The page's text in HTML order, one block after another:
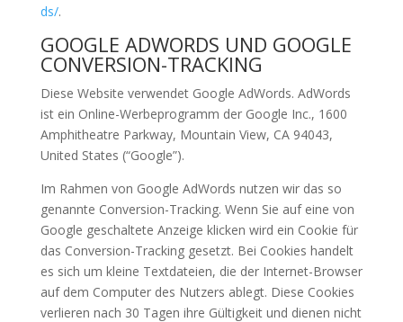
ds/.
GOOGLE ADWORDS UND GOOGLE
CONVERSION-TRACKING
Diese Website verwendet Google AdWords. AdWords
ist ein Online-Werbeprogramm der Google Inc., 1600
Amphitheatre Parkway, Mountain View, CA 94043,
United States (“Google”).
Im Rahmen von Google AdWords nutzen wir das so
genannte Conversion-Tracking. Wenn Sie auf eine von
Google geschaltete Anzeige klicken wird ein Cookie für
das Conversion-Tracking gesetzt. Bei Cookies handelt
es sich um kleine Textdateien, die der Internet-Browser
auf dem Computer des Nutzers ablegt. Diese Cookies
verlieren nach 30 Tagen ihre Gültigkeit und dienen nicht